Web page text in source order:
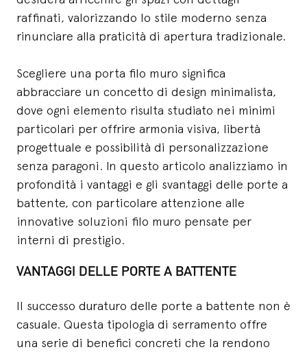
raffinati, valorizzando lo stile moderno senza
rinunciare alla praticità di apertura tradizionale.
Scegliere una porta filo muro significa
abbracciare un concetto di design minimalista,
dove ogni elemento risulta studiato nei minimi
particolari per offrire armonia visiva, libertà
progettuale e possibilità di personalizzazione
senza paragoni. In questo articolo analizziamo in
profondità i vantaggi e gli svantaggi delle porte a
battente, con particolare attenzione alle
innovative soluzioni filo muro pensate per
interni di prestigio.
VANTAGGI DELLE PORTE A BATTENTE
Il successo duraturo delle porte a battente non è
casuale. Questa tipologia di serramento offre
una serie di benefici concreti che la rendono